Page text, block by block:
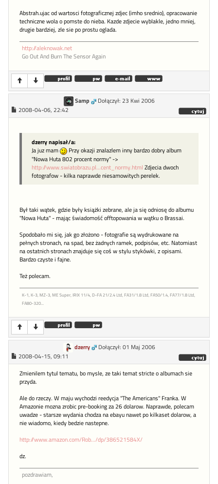
Abstrah.ujac od wartosci fotograficznej zdjec (imho srednio), opracowanie
techniczne wola o pomste do nieba. Kazde zdjecie wyblakle, jedno mniej,
drugie bardziej, zle sie po prostu oglada.
http://aleknowak.net
Go Out And Burn The Sensor Again
Samp
Dołączył: 23 Kwi 2006
2008-04-06, 22:42
dzerry napisał/a:
Ja juz mam
Przy okazji znalazlem inny bardzo dobry album
"Nowa Huta 802 procent normy" ->
http://www.swiatobrazu.pl...cent_normy.html Zdjecia dwoch
fotografow - kilka naprawde niesamowitych perelek.
Był taki wątek, gdzie były książki zebrane, ale ja się odniosę do albumu
"Nowa Huta" - mając świadomość offtopowania w wątku o Brassai.
Spodobało mi się, jak go złożono - fotografie są wydrukowane na
pełnych stronach, na spad, bez żadnych ramek, podpisów, etc. Natomiast
na ostatnich stronach znajduje się coś w stylu stykówki, z opisami.
Bardzo czyste i fajne.
Też polecam.
K-1, K-3, MZ-3, ME Super, IRIX 11/4, D-FA 21/2.4 Ltd, FA31/1.8 Ltd, FA50/1.4, FA77/1.8 Ltd,
FA80-320...
dzerry
Dołączył: 01 Maj 2006
2008-04-15, 09:11
Zmienilem tytul tematu, bo mysle, ze taki temat stricte o albumach sie
przyda.
Ale do rzeczy. W maju wychodzi reedycja "The Americans" Franka. W
Amazonie mozna zrobic pre-booking za 26 dolarow. Naprawde, polecam
uwadze - starsze wydania chodza na ebayu nawet po kilkaset dolarow, a
nie wiadomo, kiedy bedzie nastepne.
http://www.amazon.com/Rob.../dp/386521584X/
dz.
pozdrawiam,